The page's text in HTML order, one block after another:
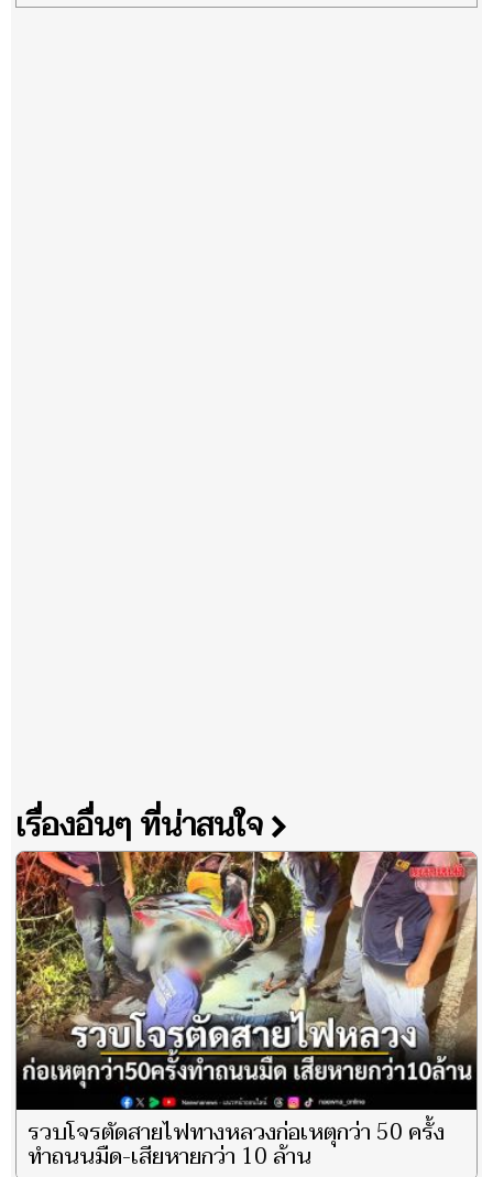
เรื่องอื่นๆ ที่น่าสนใจ
รวบโจรตัดสายไฟทางหลวงก่อเหตุกว่า 50 ครั้ง
ทำถนนมืด-เสียหายกว่า 10 ล้าน